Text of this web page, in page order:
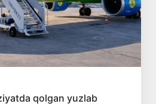
qolgan yuzlab